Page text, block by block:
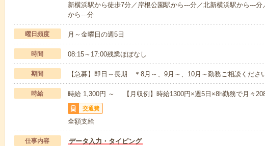
新横浜駅から徒歩7分／岸根公園駅から---分／北新横浜駅から---
から---分
曜日頻度 月～金曜日の週5日
時間 08:15～17:00残業ほぼなし
期間 【急募】即日～長期 ＊8月～、9月～、10月～勤務ご相談くださ
時給 時給 1,300円 ～ 【月収例】時給1300円×週5日×8h勤務で月々
交通費
全額支給
仕事内容
データ入力・タイピング